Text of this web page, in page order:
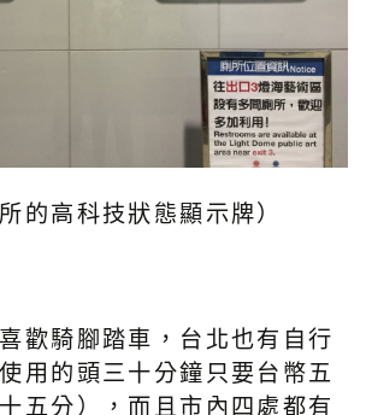
的高科技狀態顯示牌）
歡騎腳踏車，台北也有自行
用的頭三十分鐘只要台幣五
五分），而且市內四處都有